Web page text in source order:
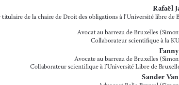
bedingen in de B2B-wet van 4 april 2019:
impact dans le domaine des ADR ?
Rafaël Jafferali
Professeur titulaire de la chaire de Droit des obligations à l’Université libre de Bruxelles
(ULB)
Avocat au barreau de Bruxelles (Simont Braun)
Collaborateur scientifique à la KU Leuven
Fanny Laune
Avocate au barreau de Bruxelles (Simont Braun)
Collaborateur scientifique à l’Université Libre de Bruxelles (ULB)